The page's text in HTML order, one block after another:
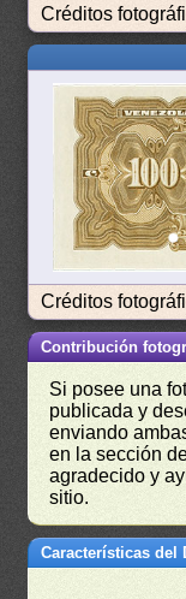
Créditos
Créditos
Contribución
Si posee una
publicada y
enviando
en la sección
agradecido y
sitio.
Características del